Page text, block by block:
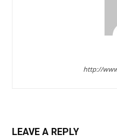
http://
LEAVE A REPLY